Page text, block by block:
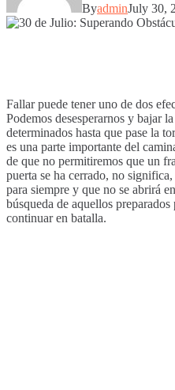
ByadminJuly 30,
Fallar puede tener uno de dos
Podemos desesperarnos y bajar
determinados hasta que pase la
es una parte importante del
de que no permitiremos que un
puerta se ha cerrado, no
para siempre y que no se abrirá
búsqueda de aquellos
continuar en batalla.